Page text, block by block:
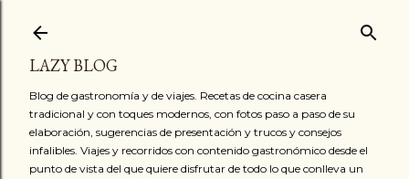
LAZY BLOG
Blog de gastronomía y de viajes. Recetas de cocina casera
tradicional y con toques modernos, con fotos paso a paso de su
elaboración, sugerencias de presentación y trucos y consejos
infalibles. Viajes y recorridos con contenido gastronómico desde el
punto de vista del que quiere disfrutar de todo lo que conlleva un